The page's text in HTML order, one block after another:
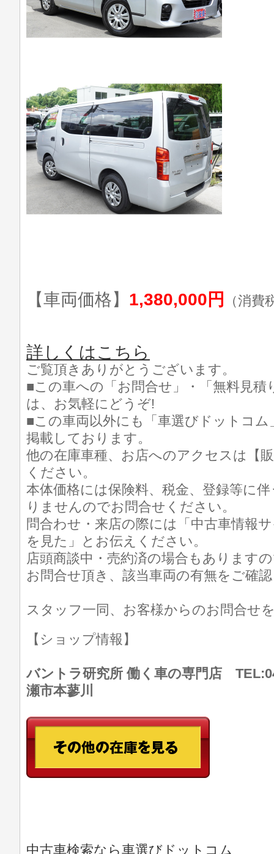
【車両価格】 1,380,000円 （消費
詳しくはこちら
ご覧頂きありがとうございます。
■この車への「お問合せ」・「無料見積
は、お気軽にどうぞ!
■この車両以外にも「車選びドットコ
掲載しております。
他の在庫車種、お店へのアクセスは【
ください。
本体価格には保険料、税金、登録等に
りませんのでお問合せください。
問合わせ・来店の際には「中古車情報
を見た」とお伝えください。
店頭商談中・売約済の場合もあります
お問合せ頂き、該当車両の有無をご確
スタッフ一同、お客様からのお問合せ
【ショップ情報】
バントラ研究所 働く車の専門店
瀬市本蓼川
中古車検索なら車選びドットコム